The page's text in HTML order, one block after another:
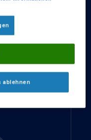
von 09:00
ablehnen